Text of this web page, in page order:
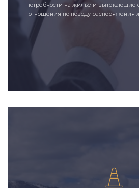
потребности на жилье и вытекающие
отношения по поводу